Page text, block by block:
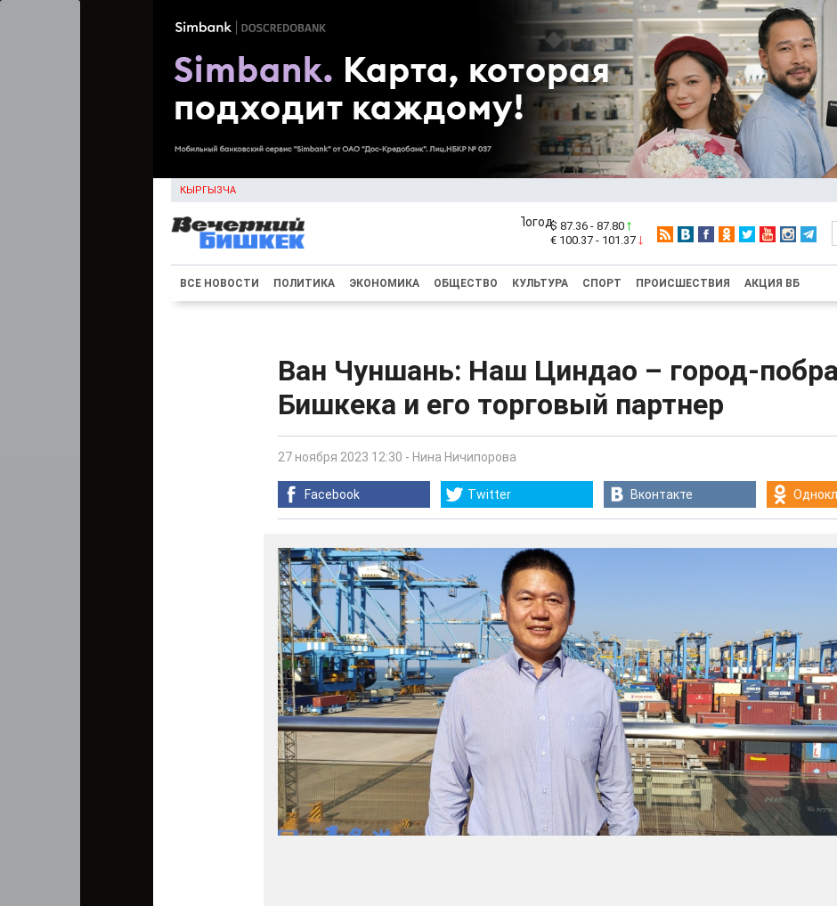
КЫРГЫЗЧА
$ 87.36 - 87.80
€ 100.37 - 101.37
ВСЕ НОВОСТИ ПОЛИТИКА ЭКОНОМИКА ОБЩЕСТВО КУЛЬТУРА СПОРТ ПРОИСШЕСТВИЯ АКЦИЯ ВБ
Ван Чуншань: Наш Циндао – город-
Бишкека и его торговый партнер
27 ноября 2023 12:30 - Нина Ничипорова
Facebook Twitter Вконтакте